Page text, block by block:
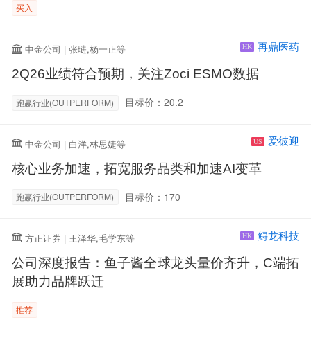
买入
中金公司 | 张琎,杨一正等 HK 再鼎医药
2Q26业绩符合预期，关注Zoci ESMO数据
跑赢行业(OUTPERFORM) 目标价：20.2
中金公司 | 白洋,林思婕等 US 爱彼迎
核心业务加速，拓宽服务品类和加速AI变革
跑赢行业(OUTPERFORM) 目标价：170
方正证券 | 王泽华,毛学东等 HK 鲟龙科技
公司深度报告：鱼子酱全球龙头量价齐升，C端拓
展助力品牌跃迁
推荐